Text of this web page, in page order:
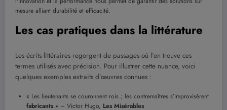
Les cas pratiques dans la littérature
Les écrits littéraires regorgent de passages où l’on trouve ces
termes utilisés avec précision. Pour illustrer cette nuance, voici
quelques exemples extraits d’œuvres connues :
« Les lieutenants se couronnent rois ; les contremaîtres s’improvisèrent
fabricants.» – Victor Hugo, Les Misérables